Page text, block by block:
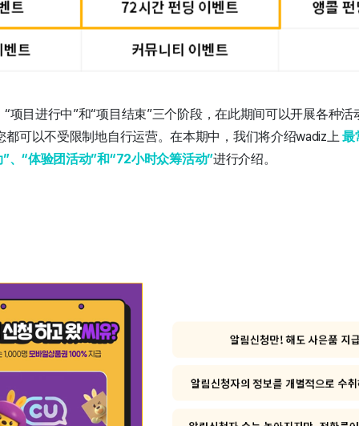
项目进行中”和“项目结束”三个阶段，在此期间可以开展各种活
都可以不受限制地自行运营。在本期中 ，我们将介绍wadiz上最
、“体验团活动”和“72小时众筹活动”进行介绍。